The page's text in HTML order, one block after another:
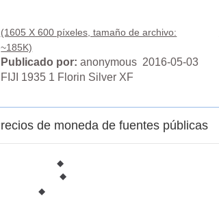
(1605 X 600 píxeles, tamaño de archivo:
~185K)
Publicado por: anonymous 2016-05-03
FIJI 1935 1 Florin Silver XF